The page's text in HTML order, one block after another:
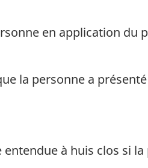
en application du
la personne a
à huis clos si